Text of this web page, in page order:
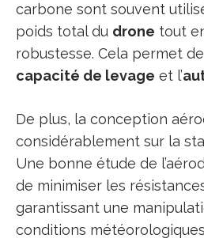
carbone sont souvent
poids total du drone tout
robustesse. Cela permet
capacité de levage et l’
De plus, la conception
considérablement sur la
Une bonne étude de
de minimiser les
garantissant une
conditions